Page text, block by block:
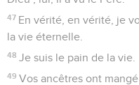
47 En vérité, en vérité, je
la vie éternelle.
48 Je suis le pain de la vie.
49 Vos ancêtres ont